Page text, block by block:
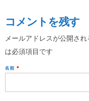
コメントを残す
メールアドレスが公開さ
は必須項目です
名前 *